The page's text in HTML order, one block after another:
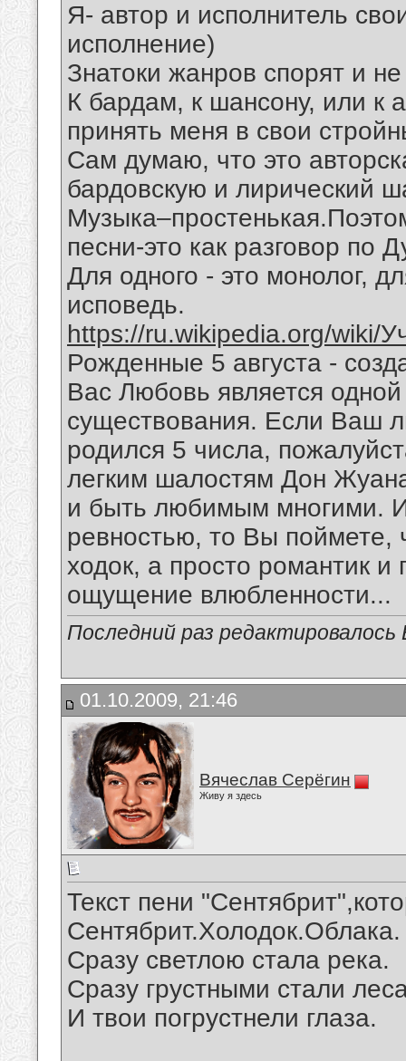
Я- автор и исполнитель
исполнение)
Знатоки жанров спорят и
К бардам, к шансону, или к
принять меня в свои
Сам думаю, что это
бардовскую и лирический
песни-это как разговор по
Для одного - это монолог,
исповедь.
https://ru.wikipedia.org/wiki/
Рожденные 5 августа -
Вас Любовь является
существования. Если
родился 5 числа,
легким шалостям Дон
и быть любимым многими.
ревностью, то Вы
ходок, а просто романтик и
ощущение влюбленности...
Последний раз
01.10.2009, 21:46
Вячеслав Серёгин
Живу я здесь
Текст пени
Сентябрит.Холодок.Облака.
Сразу светлою стала река.
Сразу грустными стали
И твои погрустнели глаза.